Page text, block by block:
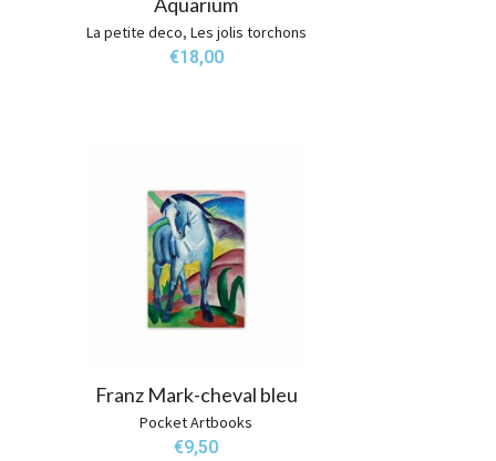
La petite deco, Les jolis torchons
€18,00
Franz Mark-cheval bleu
Pocket Artbooks
€9,50